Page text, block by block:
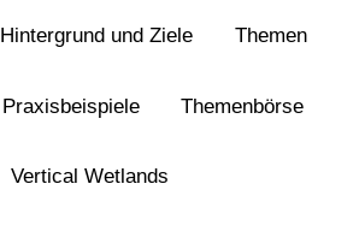
Hintergrund und Ziele Themen
Praxisbeispiele Themenbörse
Vertical Wetlands